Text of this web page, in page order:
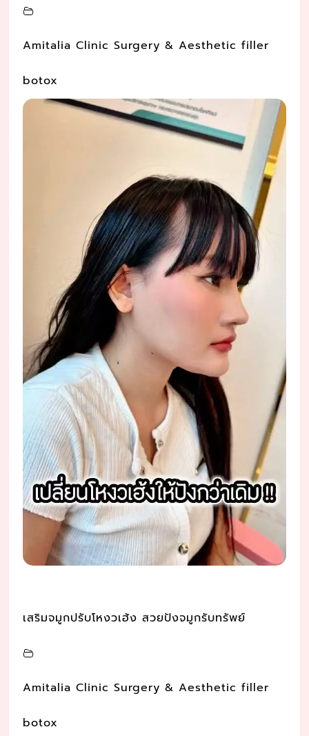
Amitalia Clinic Surgery & Aesthetic filler
botox
เสริมจมูกปรับโหงวเฮ้ง สวยปังจมูกรับทรัพย์
Amitalia Clinic Surgery & Aesthetic filler
botox